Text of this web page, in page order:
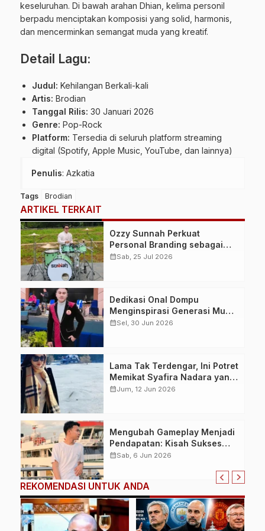
keseluruhan. Di bawah arahan Dhian, kelima personil
berpadu menciptakan komposisi yang solid, harmonis,
dan mencerminkan semangat muda yang kreatif.
Detail Lagu:
Judul: Kehilangan Berkali-kali
Artis: Brodian
Tanggal Rilis: 30 Januari 2026
Genre: Pop-Rock
Platform: Tersedia di seluruh platform streaming
digital (Spotify, Apple Music, YouTube, dan lainnya)
Penulis: Azkatia
Tags Brodian
ARTIKEL TERKAIT
Ozzy Sunnah Perkuat
Personal Branding sebagai
Drummer, Produser, dan
calendar_monthSab, 25 Jul 2026
Dedikasi Onal Dompu
Menginspirasi Generasi Muda
untuk Berkarya dan
calendar_monthSel, 30 Jun 2026
Lama Tak Terdengar, Ini Potret
Memikat Syafira Nadara yang
Makin Cantik dan Menikmati
calendar_monthJum, 12 Jun 2026
Mengubah Gameplay Menjadi
Pendapatan: Kisah Sukses
Finansial Kreator Game ‘7
calendar_monthSab, 6 Jun 2026
REKOMENDASI UNTUK ANDA